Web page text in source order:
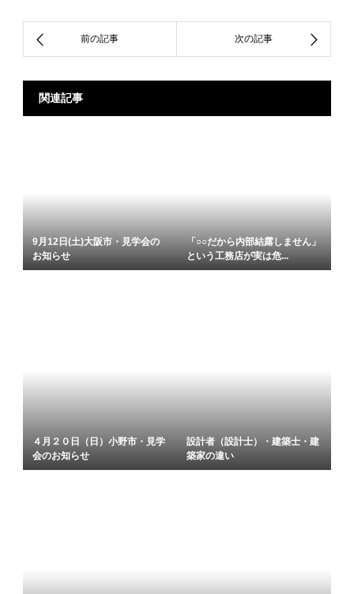
関連記事
9月12日(土)大阪市・見学会の
お知らせ
「○○だから内部結露しません」
という工務店が実は危...
４月２０日（日）小野市・見学
会のお知らせ
設計者（設計士）・建築士・建
築家の違い